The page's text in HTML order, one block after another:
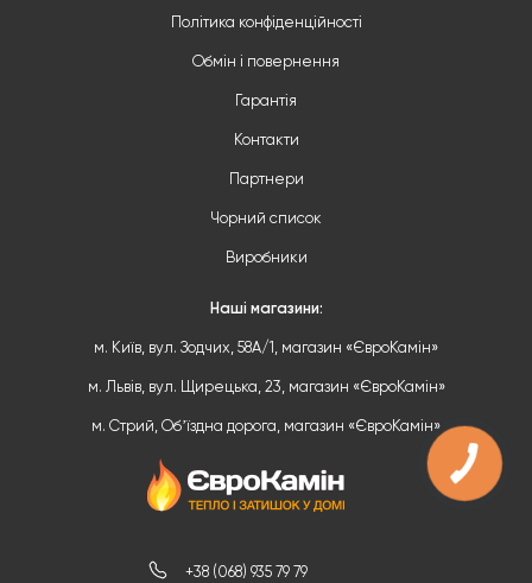
+38 (068) 935 79 79
Політика конфіденційності
Обмін і повернення
Гарантія
Контакти
Партнери
Чорний список
Виробники
Наші магазини:
м. Київ, вул. Зодчих, 58А/1, магазин «ЄвроКамін»
м. Львів, вул. Щирецька, 23, магазин «ЄвроКамін»
м. Стрий, Обʼїздна дорога, магазин «ЄвроКамін»